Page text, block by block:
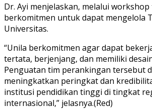
Dr. Ayi menjelaskan, melalui
berkomitmen untuk dapat mengelola
Universitas.
“Unila berkomitmen agar dapat
tertata, berjenjang, dan memiliki
Penguatan tim perankingan tersebut
meningkatkan peringkat dan
institusi pendidikan tinggi di tingkat
internasional,” jelasnya.(Red)